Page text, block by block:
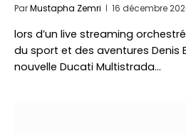
ParMustapha Zemri 16 décembre
lors d’un live streaming
du sport et des aventures Denis
nouvelle Ducati Multistrada…